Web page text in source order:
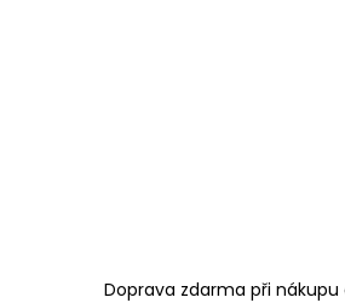
Doprava zdarma při nákupu